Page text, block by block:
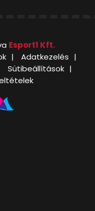
Esport1 Kft.
Adatkezelés
Sütibeállítások